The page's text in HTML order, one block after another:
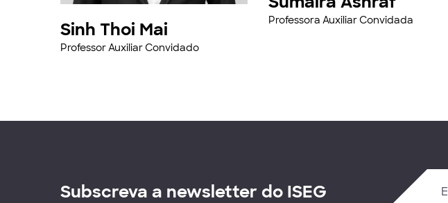
Sinh Thoi Mai
Professor Auxiliar Convidado
Professora Auxiliar Convidada
Subscreva a newsletter do ISEG